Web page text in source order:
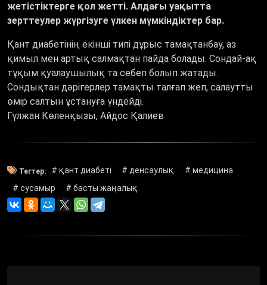
жетістіктерге қол жетті. Алдағы уақытта
зерттеулер жүргізуге үлкен мүмкіндіктер бар.
Қант диабетінің екінші типі дұрыс тамақтанбау, аз
қимыл мен артық салмақтан пайда болады. Сондай-ақ
тұқым қуалаушылық та себеп болып жатады.
Сондықтан дәрігерлер тамақты талғап жеп, салаутты
өмір салтын ұстануға үндейді.
Гүлжан Көленқызы, Айдос Қалиев
Тегтер: # қант диабеті # денсаулық
# медицина
# сусамыр
# басты жаңалық